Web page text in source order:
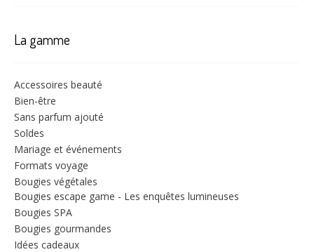
La gamme
Accessoires beauté
Bien-être
Sans parfum ajouté
Soldes
Mariage et événements
Formats voyage
Bougies végétales
Bougies escape game - Les enquêtes lumineuses
Bougies SPA
Bougies gourmandes
Idées cadeaux